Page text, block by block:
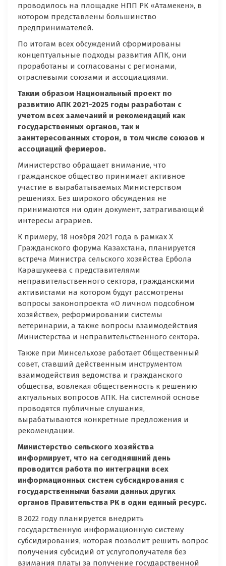
проводилось на площадке НПП РК «Атамекен», в
котором представлены большинство
предпринимателей.
По итогам всех обсуждений сформированы
концептуальные подходы развития АПК, они
проработаны и согласованы с регионами,
отраслевыми союзами и ассоциациями.
Таким образом Национальный проект по
развитию АПК 2021-2025 годы разработан с
учетом всех замечаний и рекомендаций как
государственных органов, так и
заинтересованных сторон, в том числе союзов и
ассоциаций фермеров.
Министерство обращает внимание, что
гражданское общество принимает активное
участие в вырабатываемых Министерством
решениях. Без широкого обсуждения не
принимаются ни один документ, затрагивающий
интересы аграриев.
К примеру, 18 ноября 2021 года в рамках Х
Гражданского форума Казахстана, планируется
встреча Министра сельского хозяйства Ербола
Карашукеева с представителями
неправительственного сектора, гражданскими
активистами на котором будут рассмотрены
вопросы законопроекта «О личном подсобном
хозяйстве», реформировании системы
ветеринарии, а также вопросы взаимодействия
Министерства и неправительственного сектора.
Также при Минсельхозе работает Общественный
совет, ставший действенным инструментом
взаимодействия ведомства и гражданского
общества, вовлекая общественность к решению
актуальных вопросов АПК. На системной основе
проводятся публичные слушания,
вырабатываются конкретные предложения и
рекомендации.
Министерство сельского хозяйства
информирует, что на сегодняшний день
проводится работа по интеграции всех
информационных систем субсидирования с
государственными базами данных других
органов Правительства РК в один единый ресурс.
В 2022 году планируется внедрить
государственную информационную систему
субсидирования, которая позволит решить вопрос
получения субсидий от услугополучателя без
взимания платы за получение государственной